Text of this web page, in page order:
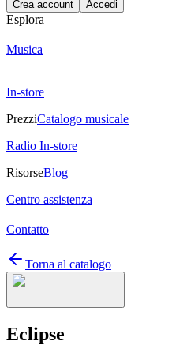
Crea account Accedi
Esplora
Musica
In-store
PrezziCatalogo musicale
Radio In-store
RisorseBlog
Centro assistenza
Contatto
Torna al catalogo
Eclipse